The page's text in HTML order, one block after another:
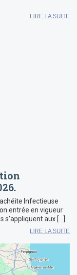
LIRE LA SUITE
Infectieuse
entrée en vigueur
s’appliquent aux […]
LIRE LA SUITE